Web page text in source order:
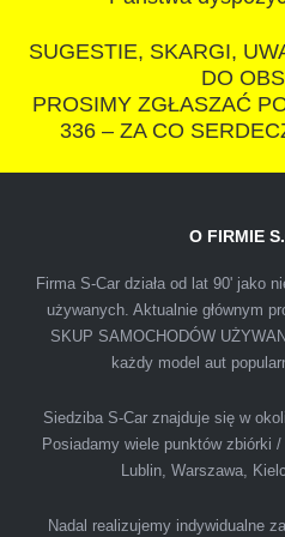
polecam s-car.pl
IZA
Polecam firmę s-car ze
podejściem. Szybko,
atmosferze. Nie
samochodu może być
SUGESTIE, SKARGI,
DO
PROSIMY ZGŁASZAĆ
336 – ZA CO
O FIRMIE
Firma S-Car działa od lat 90' jako
używanych. Aktualnie głównym
SKUP SAMOCHODÓW
każdy model aut
Siedziba S-Car znajduje się w
Posiadamy wiele punktów zbiórki
Lublin, Warszawa,
Nadal realizujemy indywidualne